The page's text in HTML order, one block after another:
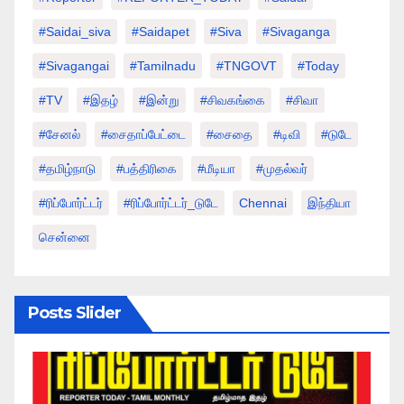
#saidai_siva #saidapet #Siva #Sivaganga
#sivagangai #tamilnadu #TNGOVT #today
#TV #இதழ் #இன்று #சிவகங்கை #சிவா
#சேனல் #சைதாப்பேட்டை #சைதை #டிவி #டுடே
#தமிழ்நாடு #பத்திரிகை #மீடியா #முதல்வர்
#ரிப்போர்ட்டர் #ரிப்போர்ட்டர்_டுடே Chennai இந்தியா
சென்னை
Posts Slider